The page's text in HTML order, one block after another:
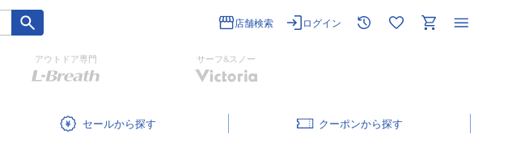
店舗検索 ログイン
アウトドア専門 サーフ&スノー
セール クーポン